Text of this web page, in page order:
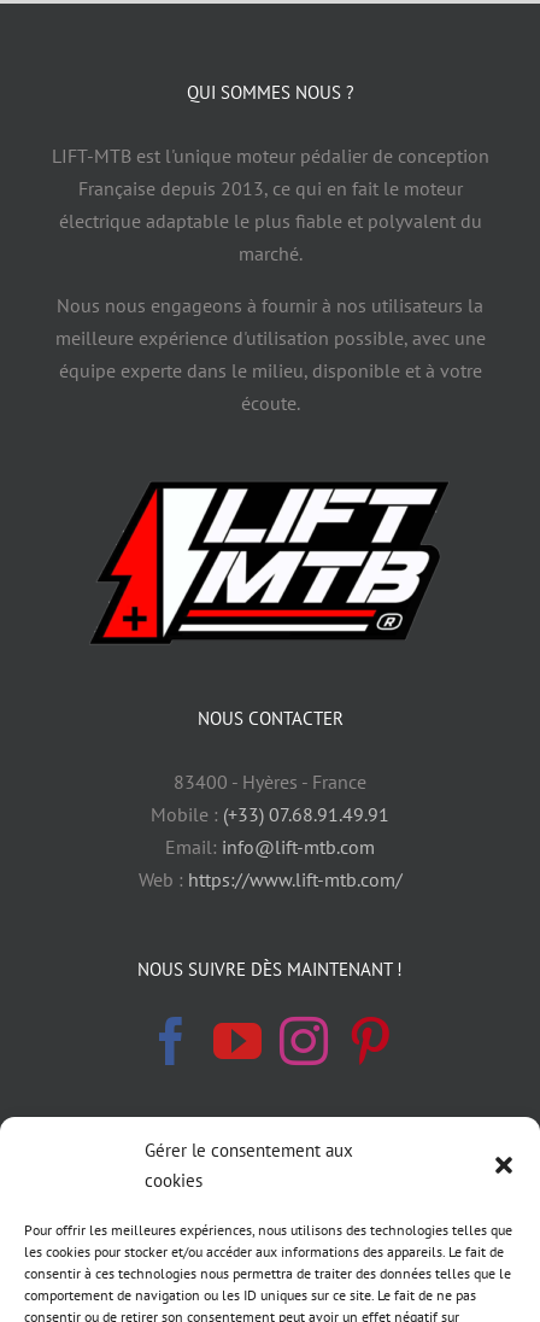
Gérer le consentement aux
cookies
Pour offrir les meilleures expériences, nous utilisons des technologies telles que
les cookies pour stocker et/ou accéder aux informations des appareils. Le fait de
consentir à ces technologies nous permettra de traiter des données telles que le
comportement de navigation ou les ID uniques sur ce site. Le fait de ne pas
consentir ou de retirer son consentement peut avoir un effet négatif sur
QUI SOMMES NOUS ?
LIFT-MTB est l'unique moteur pédalier de conception
Française depuis 2013, ce qui en fait le moteur
électrique adaptable le plus fiable et polyvalent du
marché.
Nous nous engageons à fournir à nos utilisateurs la
meilleure expérience d'utilisation possible, avec une
équipe experte dans le milieu, disponible et à votre
écoute.
NOUS CONTACTER
83400 - Hyères - France
Mobile : (+33) 07.68.91.49.91
Email: info@lift-mtb.com
Web : https://www.lift-mtb.com/
NOUS SUIVRE DÈS MAINTENANT !
INFORMATIONS LÉGALES
Déclaration de confidentialité